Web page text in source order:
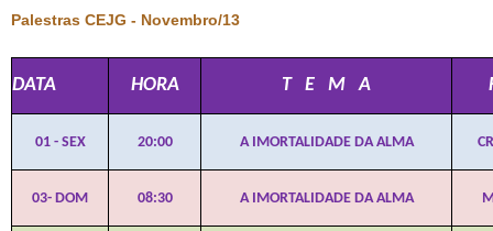
Palestras CEJG - Novembro/13
DATA HORA T E M A
01 - SEX 20:00 A IMORTALIDADE DA ALMA
03- DOM 08:30 A IMORTALIDADE DA ALMA